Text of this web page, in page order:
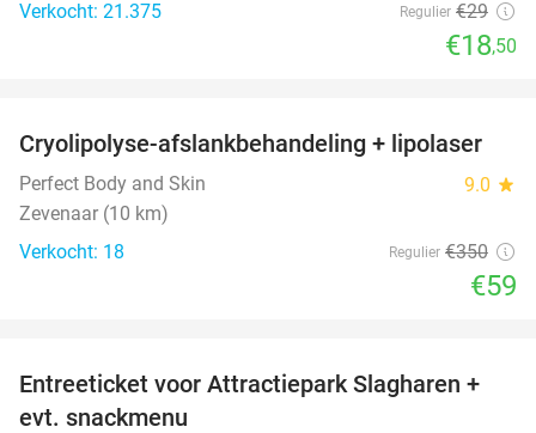
Verkocht: 21.375
Regulier €29
€18,50
83%
Cryolipolyse-afslankbehandeling + lipolaser
Perfect Body and Skin 9.0 star
Zevenaar (10 km)
Verkocht: 18
Regulier €350
€59
41%
Entreeticket voor Attractiepark Slagharen +
evt. snackmenu